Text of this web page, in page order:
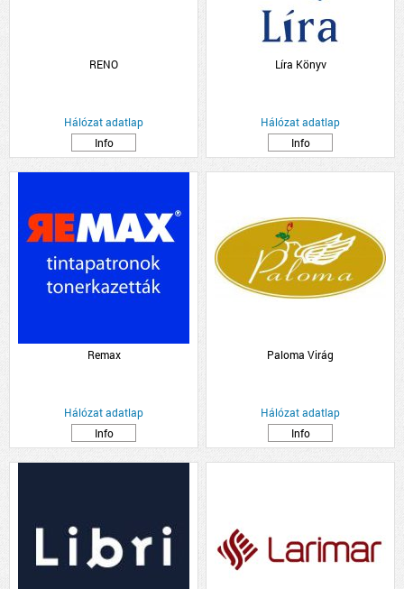
RENO
Hálózat adatlap
Info
Líra Könyv
Hálózat adatlap
Info
Remax
Hálózat adatlap
Info
Paloma Virág
Hálózat adatlap
Info